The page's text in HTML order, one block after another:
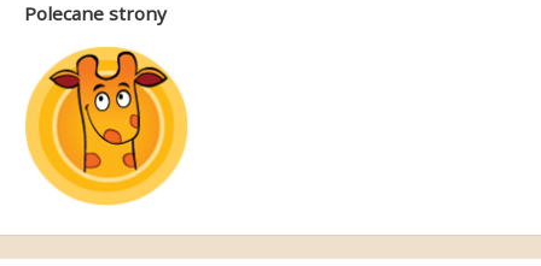
Polecane strony